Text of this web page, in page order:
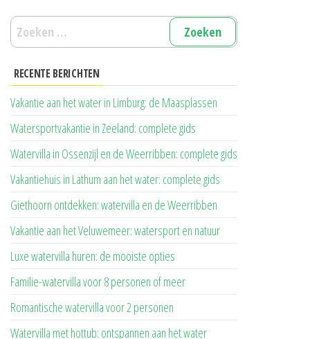
Zoeken
naar:
RECENTE BERICHTEN
Vakantie aan het water in Limburg: de Maasplassen
Watersportvakantie in Zeeland: complete gids
Watervilla in Ossenzijl en de Weerribben: complete gids
Vakantiehuis in Lathum aan het water: complete gids
Giethoorn ontdekken: watervilla en de Weerribben
Vakantie aan het Veluwemeer: watersport en natuur
Luxe watervilla huren: de mooiste opties
Familie-watervilla voor 8 personen of meer
Romantische watervilla voor 2 personen
Watervilla met hottub: ontspannen aan het water